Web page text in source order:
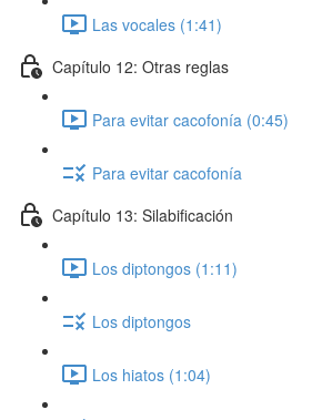
Las vocales (1:41)
Capítulo 12: Otras reglas
Para evitar cacofonía (0:45)
Para evitar cacofonía
Capítulo 13: Silabificación
Los diptongos (1:11)
Los diptongos
Los hiatos (1:04)